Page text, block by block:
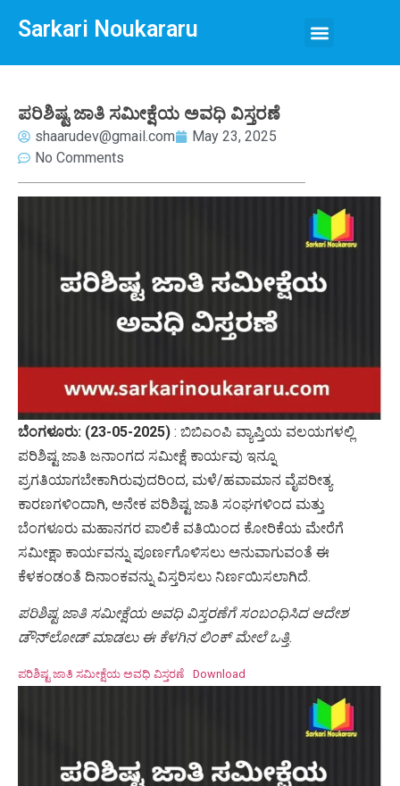
Sarkari Noukararu
ಪರಿಶಿಷ್ಟ ಜಾತಿ ಸಮೀಕ್ಷೆಯ ಅವಧಿ ವಿಸ್ತರಣೆ
shaarudev@gmail.com
May 23, 2025
No Comments
ಬೆಂಗಳೂರು: (23-05-2025) : ಬಿಬಿಎಂಪಿ ವ್ಯಾಪ್ತಿಯ ವಲಯಗಳಲ್ಲಿ
ಪರಿಶಿಷ್ಟ ಜಾತಿ ಜನಾಂಗದ ಸಮೀಕ್ಷೆ ಕಾರ್ಯವು ಇನ್ನೂ
ಪ್ರಗತಿಯಾಗಬೇಕಾಗಿರುವುದರಿಂದ, ಮಳೆ/ಹವಾಮಾನ ವೈಪರೀತ್ಯ
ಕಾರಣಗಳಿಂದಾಗಿ, ಅನೇಕ ಪರಿಶಿಷ್ಟ ಜಾತಿ ಸಂಘಗಳಿಂದ ಮತ್ತು
ಬೆಂಗಳೂರು ಮಹಾನಗರ ಪಾಲಿಕೆ ವತಿಯಿಂದ ಕೋರಿಕೆಯ ಮೇರೆಗೆ
ಸಮೀಕ್ಷಾ ಕಾರ್ಯವನ್ನು ಪೂರ್ಣಗೊಳಿಸಲು ಅನುವಾಗುವಂತೆ ಈ
ಕೆಳಕಂಡಂತೆ ದಿನಾಂಕವನ್ನು ವಿಸ್ತರಿಸಲು ನಿರ್ಣಯಿಸಲಾಗಿದೆ.
ಪರಿಶಿಷ್ಟ ಜಾತಿ ಸಮೀಕ್ಷೆಯ ಅವಧಿ ವಿಸ್ತರಣೆಗೆ ಸಂಬಂಧಿಸಿದ ಆದೇಶ
ಡೌನ್‌ಲೋಡ್ ಮಾಡಲು ಈ ಕೆಳಗಿನ ಲಿಂಕ್ ಮೇಲೆ ಒತ್ತಿ.
ಪರಿಶಿಷ್ಟ ಜಾತಿ ಸಮೀಕ್ಷೆಯ ಅವಧಿ ವಿಸ್ತರಣೆ Download